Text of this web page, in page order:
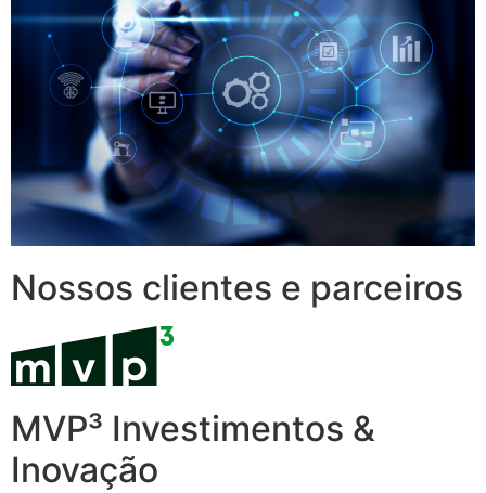
Nossos clientes e parceiros
MVP³ Investimentos &
Inovação